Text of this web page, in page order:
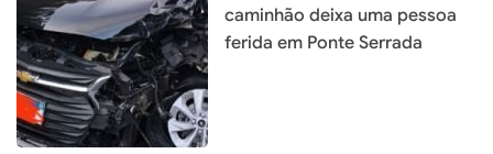
caminhão deixa uma pessoa
ferida em Ponte Serrada